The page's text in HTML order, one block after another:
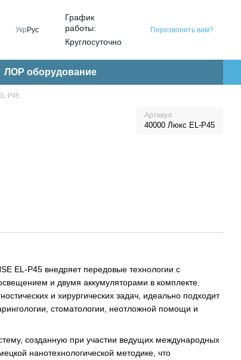
Укр Рус
График
работы:
Круглосуточно
Перезвонить вам?
ЛОР оборудование
P45
Артикул
40000 Люкс EL-P45
EL-P45 внедряет передовые технологии с
и двумя аккумуляторами в комплекте.
и хирургических задач, идеально подходит
стоматологии, неотложной помощи и
созданную при участии ведущих международных
нанотехнологической методике, что